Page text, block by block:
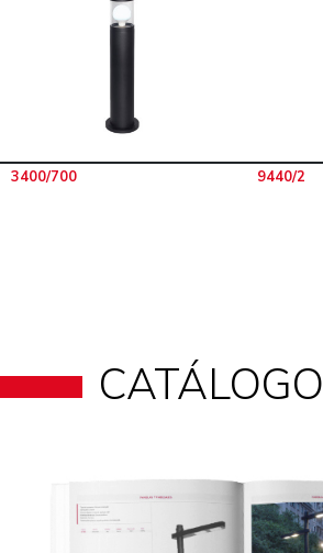
3400/700 9440/2
CATÁLOGO